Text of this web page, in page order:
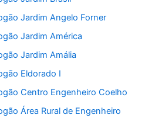
Jardim Angelo Forner
Jardim América
Jardim Amália
Eldorado I
Centro Engenheiro Coelho
Área Rural de Engenheiro